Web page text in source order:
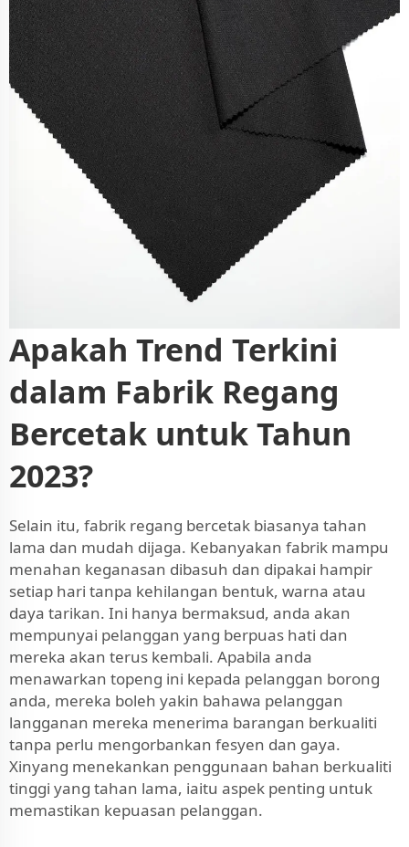
Apakah Trend Terkini
dalam Fabrik Regang
Bercetak untuk Tahun
2023?
Selain itu, fabrik regang bercetak biasanya tahan
lama dan mudah dijaga. Kebanyakan fabrik mampu
menahan keganasan dibasuh dan dipakai hampir
setiap hari tanpa kehilangan bentuk, warna atau
daya tarikan. Ini hanya bermaksud, anda akan
mempunyai pelanggan yang berpuas hati dan
mereka akan terus kembali. Apabila anda
menawarkan topeng ini kepada pelanggan borong
anda, mereka boleh yakin bahawa pelanggan
langganan mereka menerima barangan berkualiti
tanpa perlu mengorbankan fesyen dan gaya.
Xinyang menekankan penggunaan bahan berkualiti
tinggi yang tahan lama, iaitu aspek penting untuk
memastikan kepuasan pelanggan.